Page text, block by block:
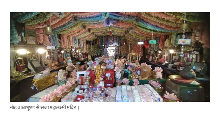
नोट व आभूषण से सजा महालक्ष्मी मंदिर।